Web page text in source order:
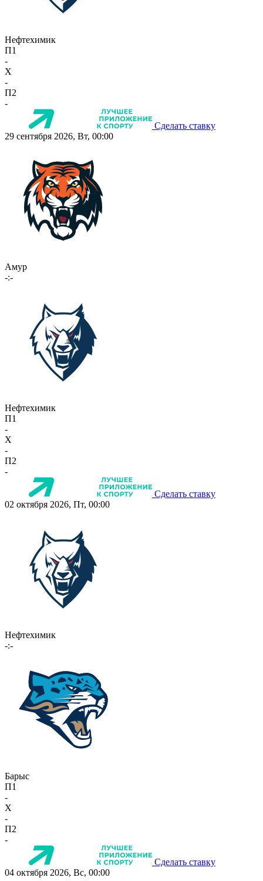
Нефтехимик
П1
-
X
-
П2
-
Сделать ставку
29 сентября 2026, Вт, 00:00
Амур
-:-
Нефтехимик
П1
-
X
-
П2
-
Сделать ставку
02 октября 2026, Пт, 00:00
Нефтехимик
-:-
Барыс
П1
-
X
-
П2
-
Сделать ставку
04 октября 2026, Вс, 00:00